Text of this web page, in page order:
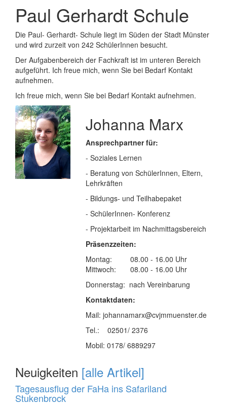
Paul Gerhardt Schule
Die Paul- Gerhardt- Schule liegt im Süden der Stadt Münster
und wird zurzeit von 242 SchülerInnen besucht.
Der Aufgabenbereich der Fachkraft ist im unteren Bereich
aufgeführt. Ich freue mich, wenn Sie bei Bedarf Kontakt
aufnehmen.
Ich freue mich, wenn Sie bei Bedarf Kontakt aufnehmen.
Johanna Marx
Ansprechpartner für:
- Soziales Lernen
- Beratung von SchülerInnen, Eltern,
Lehrkräften
- Bildungs- und Teilhabepaket
- SchülerInnen- Konferenz
- Projektarbeit im Nachmittagsbereich
Präsenzzeiten:
Montag: 08.00 - 16.00 Uhr
Mittwoch: 08.00 - 16.00 Uhr
Donnerstag: nach Vereinbarung
Kontaktdaten:
Mail: johannamarx@cvjmmuenster.de
Tel.: 02501/ 2376
Mobil: 0178/ 6889297
Neuigkeiten [alle Artikel]
Tagesausflug der FaHa ins Safariland
Stukenbrock